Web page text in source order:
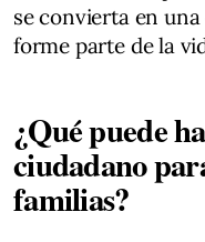
se convierta en
forme parte de la
¿Qué puede
ciudadano
familias?